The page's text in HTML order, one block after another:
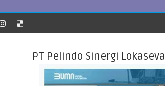
PT Pelindo Sinergi Lokaseva